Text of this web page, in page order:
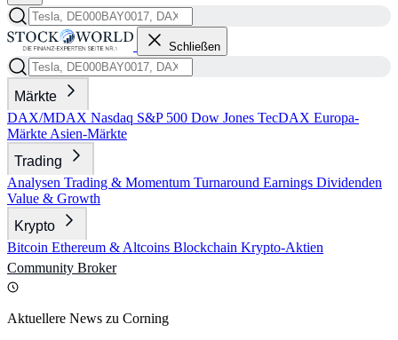
Schließen
Märkte
DAX/MDAX Nasdaq S&P 500 Dow Jones TecDAX Europa-
Märkte Asien-Märkte
Trading
Analysen Trading & Momentum Turnaround Earnings Dividenden
Value & Growth
Krypto
Bitcoin Ethereum & Altcoins Blockchain Krypto-Aktien
Community Broker
Aktuellere News zu Corning